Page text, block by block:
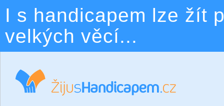
I s handicapem lze žít
velkých věcí...